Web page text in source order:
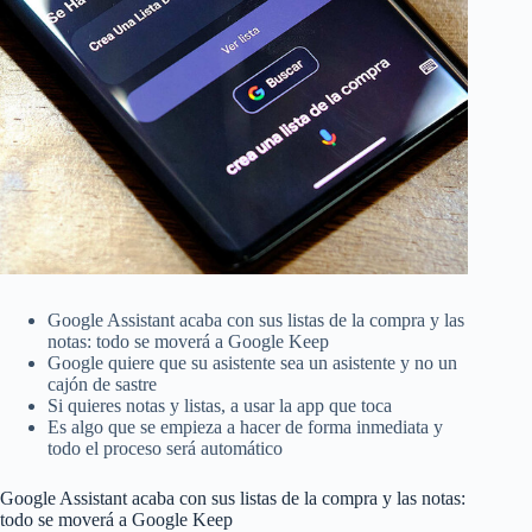
Google Assistant acaba con sus listas de la compra y las
notas: todo se moverá a Google Keep
Google quiere que su asistente sea un asistente y no un
cajón de sastre
Si quieres notas y listas, a usar la app que toca
Es algo que se empieza a hacer de forma inmediata y
todo el proceso será automático
Google Assistant acaba con sus listas de la compra y las notas:
todo se moverá a Google Keep